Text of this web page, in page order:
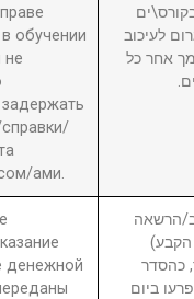
в обучении
не
ами.
לעיכוב
אחר כל
денежной
הרשאה
הקבע)
כהסדר
ביום